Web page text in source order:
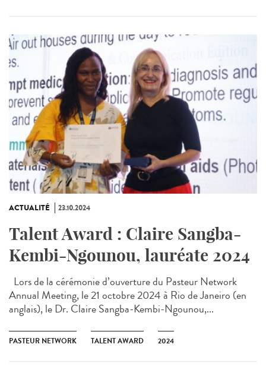
ACTUALITÉ 23.10.2024
Talent Award : Claire Sangba-
Kembi-Ngounou, lauréate 2024
Lors de la cérémonie d’ouverture du Pasteur Network
Annual Meeting, le 21 octobre 2024 à Rio de Janeiro (en
anglais), le Dr. Claire Sangba-Kembi-Ngounou,...
PASTEUR NETWORK TALENT AWARD 2024